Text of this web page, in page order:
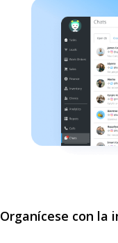
Organícese con la